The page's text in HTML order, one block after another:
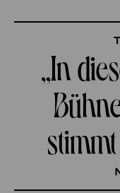
„In